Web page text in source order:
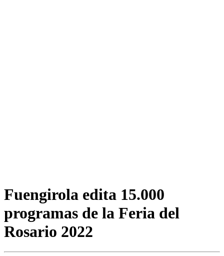
Fuengirola edita 15.000
programas de la Feria del
Rosario 2022